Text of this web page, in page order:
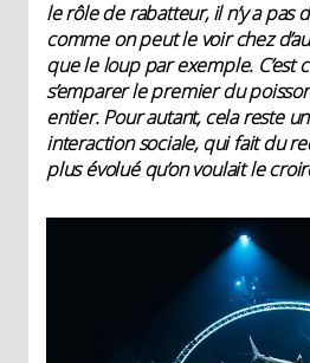
le rôle de rabatteur, il n’y a pas
comme on peut le voir chez
que le loup par exemple. C’est
s’emparer le premier du
entier. Pour autant, cela reste
interaction sociale, qui fait du
plus évolué qu’on voulait le